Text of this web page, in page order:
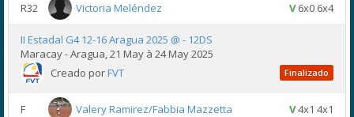
R32 Victoria Meléndez V6x0 6x4
II Estadal G4 12-16 Aragua 2025 @ - 12DS
Maracay - Aragua, 21 May à 24 May 2025
Creado porFVT Finalizado
F Valery Ramirez/Fabbia Mazzetta V4x1 4x1